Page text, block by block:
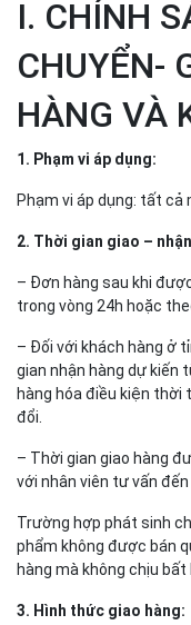
I. CHÍNH
CHUYỂN-
HÀNG VÀ
1. Phạm vi áp dụng:
Phạm vi áp dụng: tất
2. Thời gian giao –
– Đơn hàng sau khi
trong vòng 24h hoặc
– Đối với khách hàng ở
gian nhận hàng dự kiến
hàng hóa điều kiện thời
đổi.
– Thời gian giao hàng
với nhân viên tư vấn
Trường hợp phát sinh
phẩm không được bán
hàng mà không chịu bất
3. Hình thức giao hàng: